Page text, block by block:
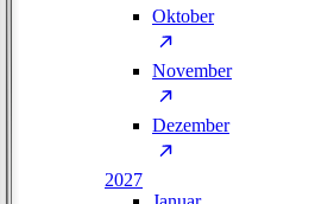
Oktober
November
Dezember
2027